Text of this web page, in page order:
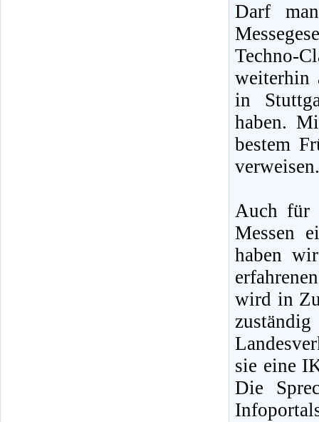
Darf
Techno-
weiterhin
in
haben.
bestem
verweisen.
Auch für
Messen
haben
wird in
sie eine
Die